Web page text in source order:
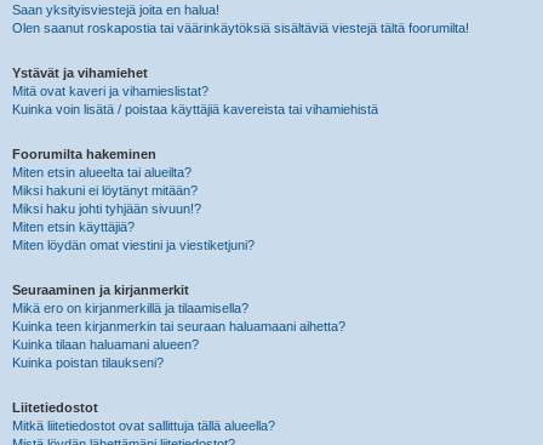
Saan yksityisviestejä joita en halua!
Olen saanut roskapostia tai väärinkäytöksiä sisältäviä viestejä tältä foorumilta!
Ystävät ja vihamiehet
Mitä ovat kaveri ja vihamieslistat?
Kuinka voin lisätä / poistaa käyttäjiä kavereista tai vihamiehistä
Foorumilta hakeminen
Miten etsin alueelta tai alueilta?
Miksi hakuni ei löytänyt mitään?
Miksi haku johti tyhjään sivuun!?
Miten etsin käyttäjiä?
Miten löydän omat viestini ja viestiketjuni?
Seuraaminen ja kirjanmerkit
Mikä ero on kirjanmerkillä ja tilaamisella?
Kuinka teen kirjanmerkin tai seuraan haluamaani aihetta?
Kuinka tilaan haluamani alueen?
Kuinka poistan tilaukseni?
Liitetiedostot
Mitkä liitetiedostot ovat sallittuja tällä alueella?